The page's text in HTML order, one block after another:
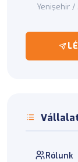
Yenişehir /
Rólunk